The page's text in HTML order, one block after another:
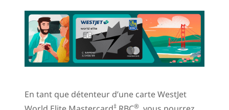
En tant que détenteur d’une carte WestJet
‡ ®